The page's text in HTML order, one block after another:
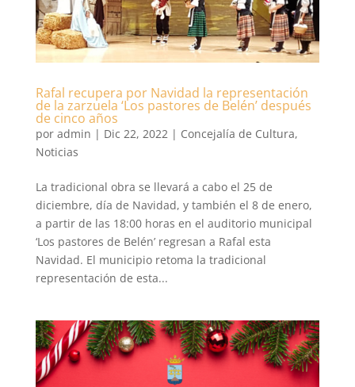
Rafal recupera por Navidad la representación
de la zarzuela ‘Los pastores de Belén’ después
de cinco años
por admin | Dic 22, 2022| Concejalía de Cultura,
Noticias
La tradicional obra se llevará a cabo el 25 de
diciembre, día de Navidad, y también el 8 de enero,
a partir de las 18:00 horas en el auditorio municipal
‘Los pastores de Belén’ regresan a Rafal esta
Navidad. El municipio retoma la tradicional
representación de esta...